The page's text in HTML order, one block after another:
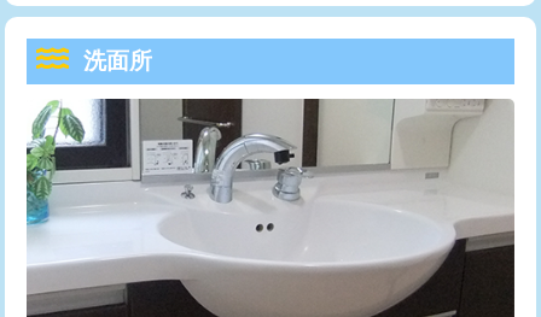
洗面台設置 38,500円
追加人工
廃棄・処分 現場見積
※給水管工事は20mmまでの価格です。
給水管工事※（保温材使用（バンド止
め込み）)
5,500円
給水管工事※（土の掘削・埋め戻し作
業)
11,000円
給水管工事※（塩ビ管（VP・HI）使
用/3ｍまで)
33,000円
給水管工事※（塩ビ管（VP・HI）使
用（追加）/3ｍ超え)
給水管工事※（ライニング鋼管・銅
44,000円
トーラー機使用/3mまで
追加トーラー機使用/3m超え +3,300円
カメラ調査 33,000円
桝清掃
止水・漏水調査・防水処理・清掃・修
理・調整・分解・加工など（軽作業）
11,000円
洗面所